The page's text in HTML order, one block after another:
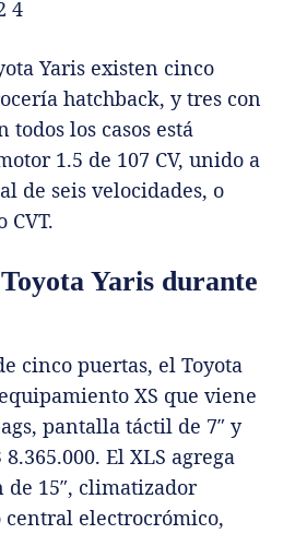
Yaris existen cinco
hatchback, y tres con
todos los casos está
1.5 de 107 CV, unido a
de seis velocidades, o
CVT.
Yaris durante
cinco puertas, el Toyota
XS que viene
pantalla táctil de 7″ y
El XLS agrega
15″, climatizador
central electrocrómico,